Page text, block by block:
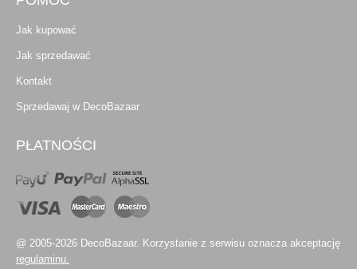
Jak kupować
Jak sprzedawać
Kontakt
Sprzedawaj w DecoBazaar
PŁATNOŚCI
@ 2005-2026 DecoBazaar. Korzystanie z serwisu oznacza akceptację
regulaminu.